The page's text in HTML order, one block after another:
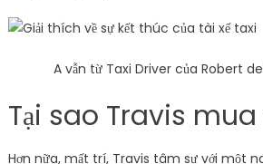
A vẫn từ Taxi Driver của Robert
Tại sao Travis
Hơn nữa, mất trí, Travis tâm sự với một